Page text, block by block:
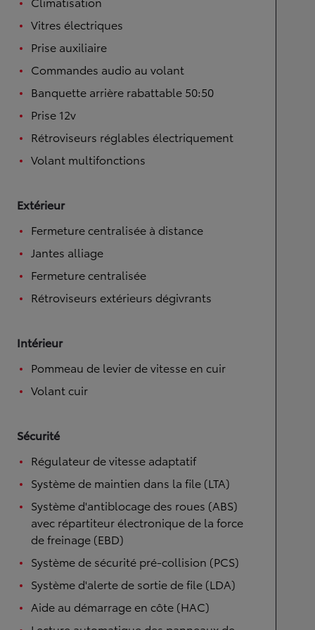
Vitres électriques
Prise auxiliaire
Commandes audio au volant
Banquette arrière rabattable 50:50
Prise 12v
Rétroviseurs réglables électriquement
Volant multifonctions
Extérieur
Fermeture centralisée à distance
Jantes alliage
Fermeture centralisée
Rétroviseurs extérieurs dégivrants
Intérieur
Pommeau de levier de vitesse en cuir
Volant cuir
Sécurité
Régulateur de vitesse adaptatif
Système de maintien dans la file (LTA)
Système d'antiblocage des roues (ABS)
avec répartiteur électronique de la force
de freinage (EBD)
Système de sécurité pré-collision (PCS)
Système d'alerte de sortie de file (LDA)
Aide au démarrage en côte (HAC)